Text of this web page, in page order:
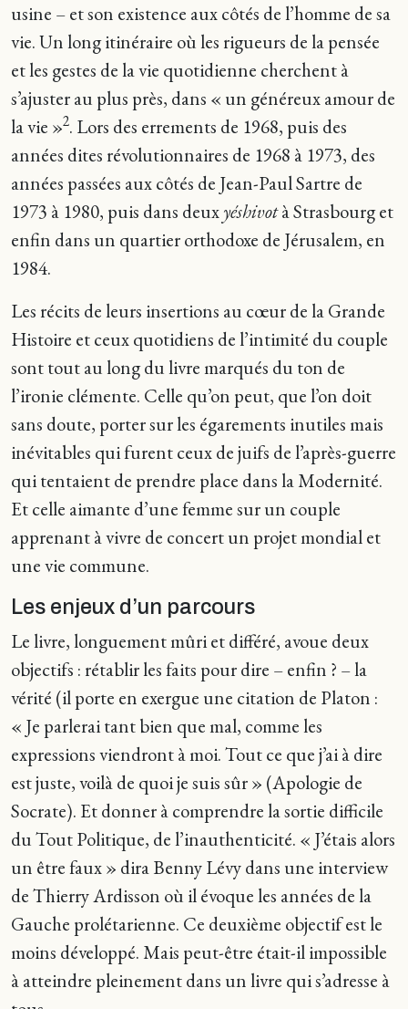
usine – et son existence aux côtés de l’homme de sa
vie. Un long itinéraire où les rigueurs de la pensée
et les gestes de la vie quotidienne cherchent à
s’ajuster au plus près, dans « un généreux amour de
la vie »2. Lors des errements de 1968, puis des
années dites révolutionnaires de 1968 à 1973, des
années passées aux côtés de Jean-Paul Sartre de
1973 à 1980, puis dans deuxyéshivotà Strasbourg et
enfin dans un quartier orthodoxe de Jérusalem, en
1984.
Les récits de leurs insertions au cœur de la Grande
Histoire et ceux quotidiens de l’intimité du couple
sont tout au long du livre marqués du ton de
l’ironie clémente. Celle qu’on peut, que l’on doit
sans doute, porter sur les égarements inutiles mais
inévitables qui furent ceux de juifs de l’après-guerre
qui tentaient de prendre place dans la Modernité.
Et celle aimante d’une femme sur un couple
apprenant à vivre de concert un projet mondial et
une vie commune.
Les enjeux d’un parcours
Le livre, longuement mûri et différé, avoue deux
objectifs : rétablir les faits pour dire – enfin ? – la
vérité (il porte en exergue une citation de Platon :
« Je parlerai tant bien que mal, comme les
expressions viendront à moi. Tout ce que j’ai à dire
est juste, voilà de quoi je suis sûr » (Apologie de
Socrate). Et donner à comprendre la sortie difficile
du Tout Politique, de l’inauthenticité. « J’étais alors
un être faux » dira Benny Lévy dans une interview
de Thierry Ardisson où il évoque les années de la
Gauche prolétarienne. Ce deuxième objectif est le
moins développé. Mais peut-être était-il impossible
à atteindre pleinement dans un livre qui s’adresse à